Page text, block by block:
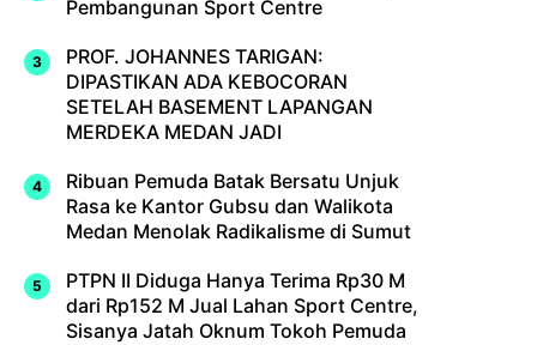
Pembangunan Sport Centre
PROF. JOHANNES TARIGAN:
DIPASTIKAN ADA KEBOCORAN
SETELAH BASEMENT LAPANGAN
MERDEKA MEDAN JADI
Ribuan Pemuda Batak Bersatu Unjuk
Rasa ke Kantor Gubsu dan Walikota
Medan Menolak Radikalisme di Sumut
PTPN II Diduga Hanya Terima Rp30 M
dari Rp152 M Jual Lahan Sport Centre,
Sisanya Jatah Oknum Tokoh Pemuda